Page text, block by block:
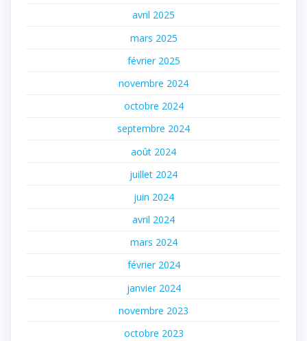
avril 2025
mars 2025
février 2025
novembre 2024
octobre 2024
septembre 2024
août 2024
juillet 2024
juin 2024
avril 2024
mars 2024
février 2024
janvier 2024
novembre 2023
octobre 2023